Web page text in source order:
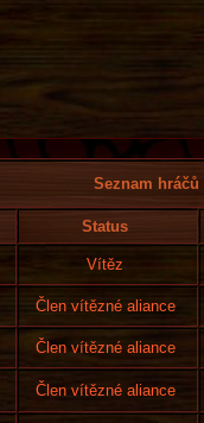
Seznam
Status
Vítěz
Člen vítězné aliance
Člen vítězné aliance
Člen vítězné aliance